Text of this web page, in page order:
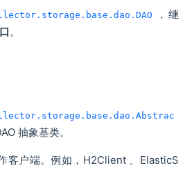
，继
。
抽象基类。
客户端。例如，H2Client 、ElasticS